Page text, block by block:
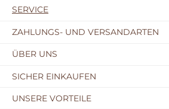
SERVICE
ZAHLUNGS- UND VERSANDARTEN
ÜBER UNS
SICHER EINKAUFEN
UNSERE VORTEILE